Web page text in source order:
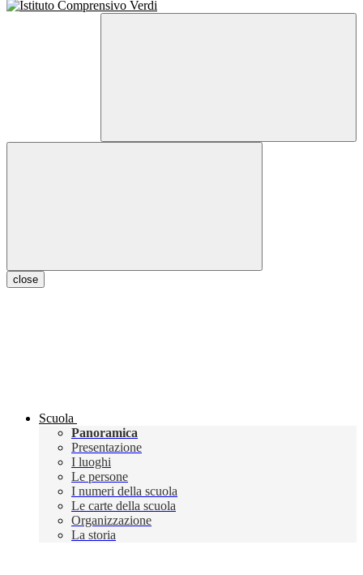
close
Scuola
Panoramica
Presentazione
I luoghi
Le persone
I numeri della scuola
Le carte della scuola
Organizzazione
La storia